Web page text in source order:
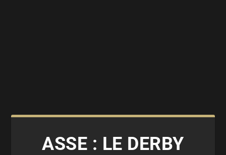
ASSE : LE DERBY